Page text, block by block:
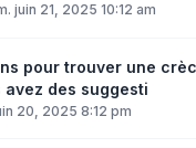
juin 21, 2025 10:12 am
pour trouver une
avez des suggesti
20, 2025 8:12 pm